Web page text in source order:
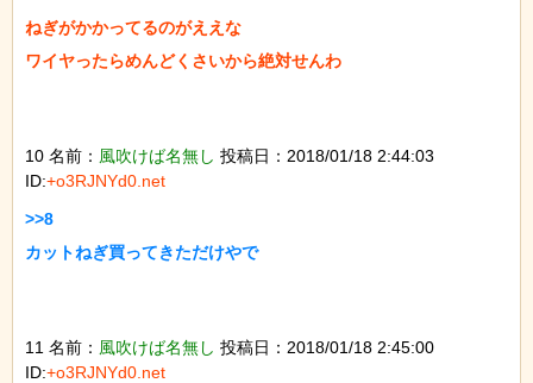
ねぎがかかってるのがええな
ワイヤったらめんどくさいから絶対せんわ
10 名前： 風吹けば名無し 投稿日：2018/01/18 2:44:03
ID:+o3RJNYd0.net
>>8
カットねぎ買ってきただけやで
11 名前： 風吹けば名無し 投稿日：2018/01/18 2:45:00
ID:+o3RJNYd0.net